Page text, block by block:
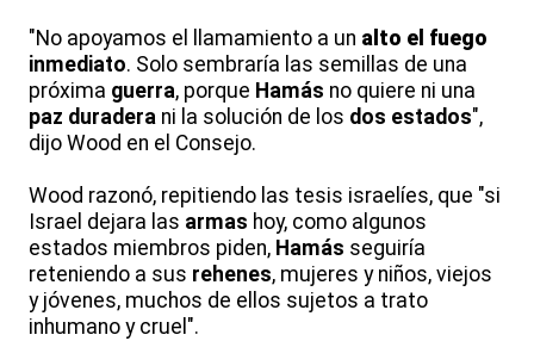
"No apoyamos el llamamiento a un alto el fuego
inmediato. Solo sembraría las semillas de una
próxima guerra, porque Hamás no quiere ni una
paz duradera ni la solución de los dos estados",
dijo Wood en el Consejo.
Wood razonó, repitiendo las tesis israelíes, que "si
Israel dejara las armas hoy, como algunos
estados miembros piden, Hamás seguiría
reteniendo a sus rehenes, mujeres y niños, viejos
y jóvenes, muchos de ellos sujetos a trato
inhumano y cruel".